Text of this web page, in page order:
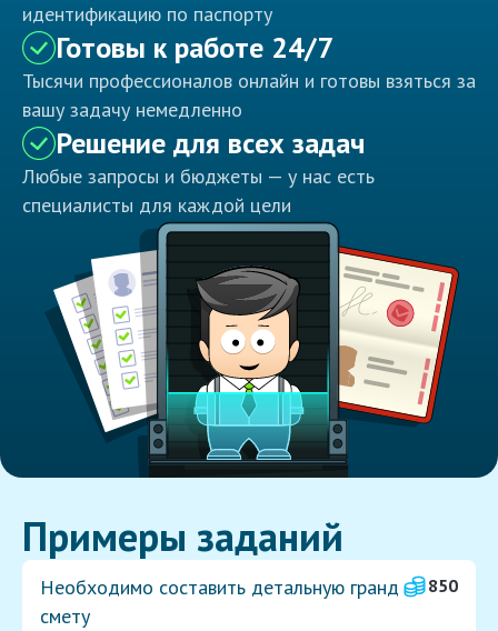
идентификацию по паспорту
Готовы к работе 24/7
Тысячи профессионалов онлайн и готовы взяться за
вашу задачу немедленно
Решение для всех задач
Любые запросы и бюджеты — у нас есть
специалисты для каждой цели
Примеры заданий
Необходимо составить детальную гранд
смету
850